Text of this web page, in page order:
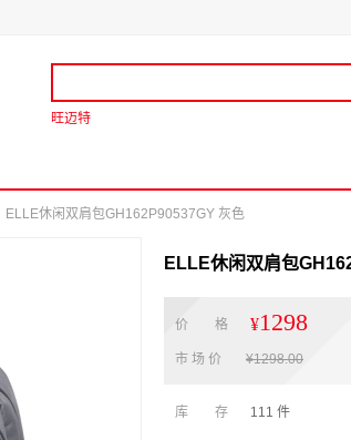
旺迈特
ELLE休闲双肩包GH162P90537GY 灰色
ELLE休闲双肩包
价 格 ¥1298
市 场 价 ¥1298.00
库 存 111 件